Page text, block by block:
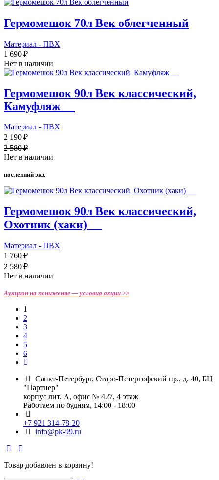
Гермомешок 70л Век облегченный
Материал - ПВХ
1 690 ₽
Нет в наличии
Гермомешок 90л Век классический,
Камуфляж_ _
Материал - ПВХ
2 190 ₽
2 580 ₽
Нет в наличии
последний экз.
Гермомешок 90л Век классический,
Охотник (хаки)_ _
Материал - ПВХ
1 760 ₽
2 580 ₽
Нет в наличии
Аукцион на понижение — условия акции >>
1
2
3
4
5
6
Санкт-Петербург, Старо-Петергофский пр., д. 40, БЦ
"Партнер"
корпус лит. А, офис № 427, 4 этаж
Работаем по будням, 14:00 - 18:00
+7 921 314-78-20
info@pk-99.ru
Товар добавлен в корзину!